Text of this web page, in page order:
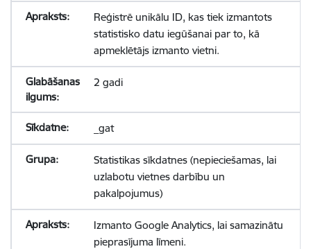
Reģistrē unikālu ID, kas tiek izmantots
statistisko datu iegūšanai par to, kā
apmeklētājs izmanto vietni.
2 gadi
_gat
Statistikas sīkdatnes (nepieciešamas, lai
uzlabotu vietnes darbību un
pakalpojumus)
Izmanto Google Analytics, lai samazinātu
pieprasījuma līmeni.